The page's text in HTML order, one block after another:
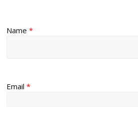
Name*
Email*